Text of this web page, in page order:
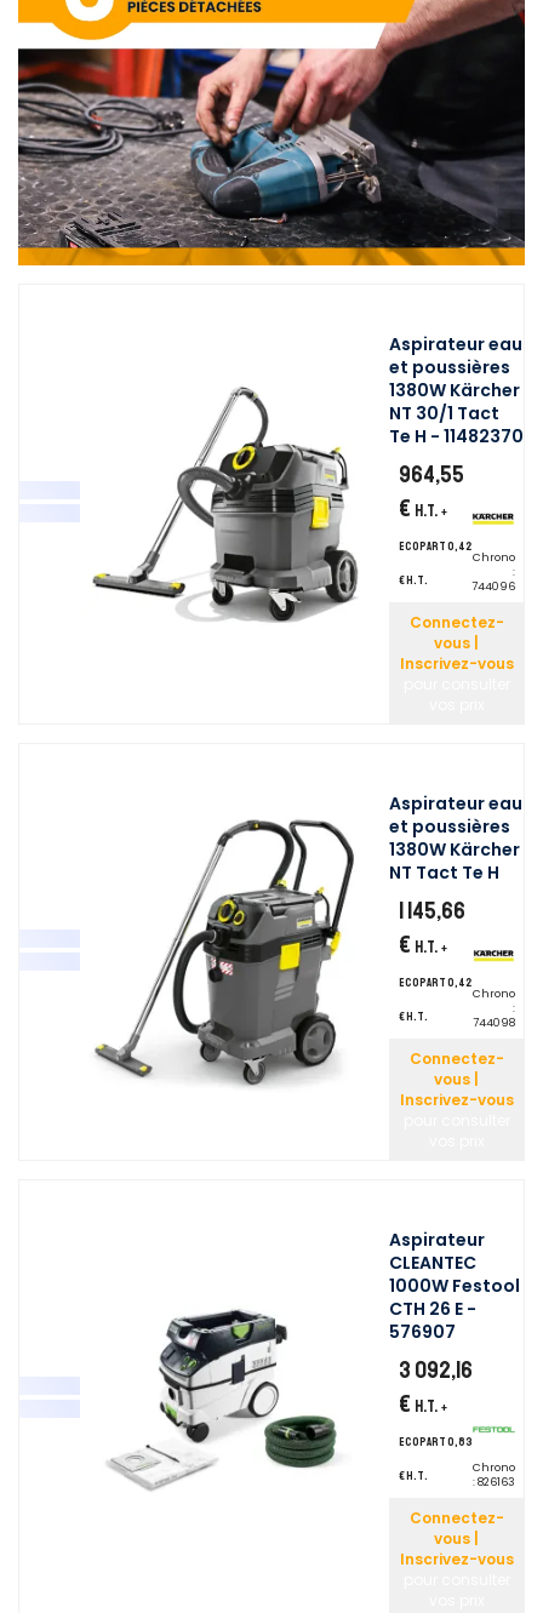
Aspirateur eau
et poussières
1380W Kärcher
NT 30/1 Tact
Te H - 11482370
964,55
€ H.T. +
ecopart 0,42
€ H.T.
Chrono
:
744096
Connectez-
vous |
Inscrivez-vous
Aspirateur eau
et poussières
1380W Kärcher
NT Tact Te H
1 145,66
€ H.T. +
ecopart 0,42
€ H.T.
Chrono
:
744098
Connectez-
vous |
Inscrivez-vous
Aspirateur
CLEANTEC
1000W Festool
CTH 26 E -
576907
3 092,16
€ H.T. +
ecopart 0,83
€ H.T.
Chrono
: 826163
Connectez-
vous |
Inscrivez-vous